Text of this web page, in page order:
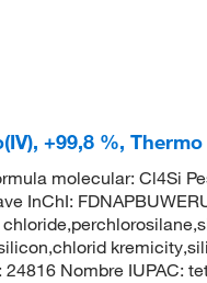
+99,8 %,
molecular: Cl4Si
InChI:
Nombre IUPAC: